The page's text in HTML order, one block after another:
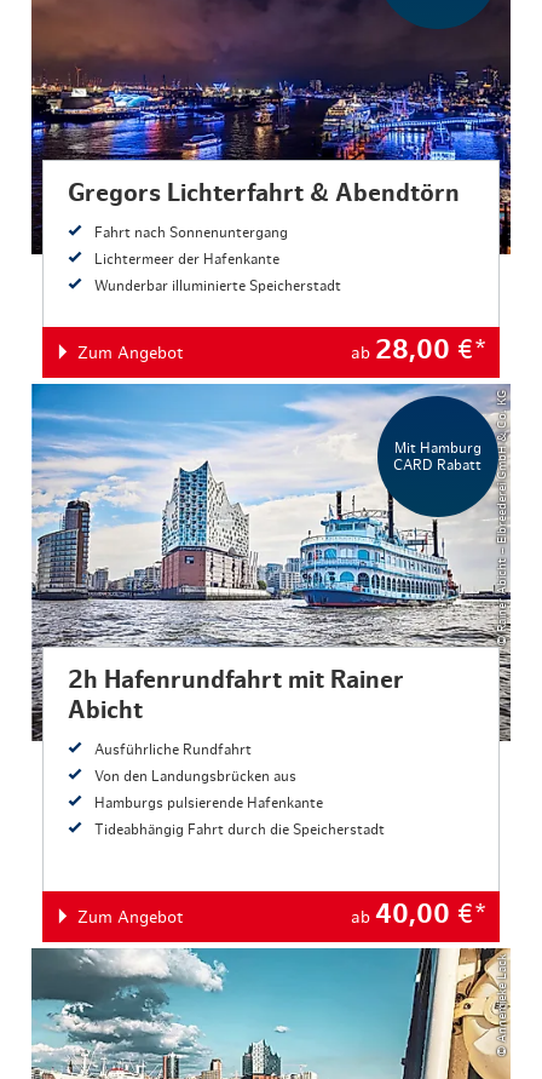
Gregors Lichterfahrt & Abendtörn
Fahrt nach Sonnenuntergang
Lichtermeer der Hafenkante
Wunderbar illuminierte Speicherstadt
Zum Angebot ab 28,00 €*
Mit Hamburg
CARD Rabatt
© Rainer Abicht – Elbreederei GmbH & Co. KG
2h Hafenrundfahrt mit Rainer
Abicht
Ausführliche Rundfahrt
Von den Landungsbrücken aus
Hamburgs pulsierende Hafenkante
Tideabhängig Fahrt durch die Speicherstadt
Zum Angebot ab 40,00 €*
© Annemieke Lack